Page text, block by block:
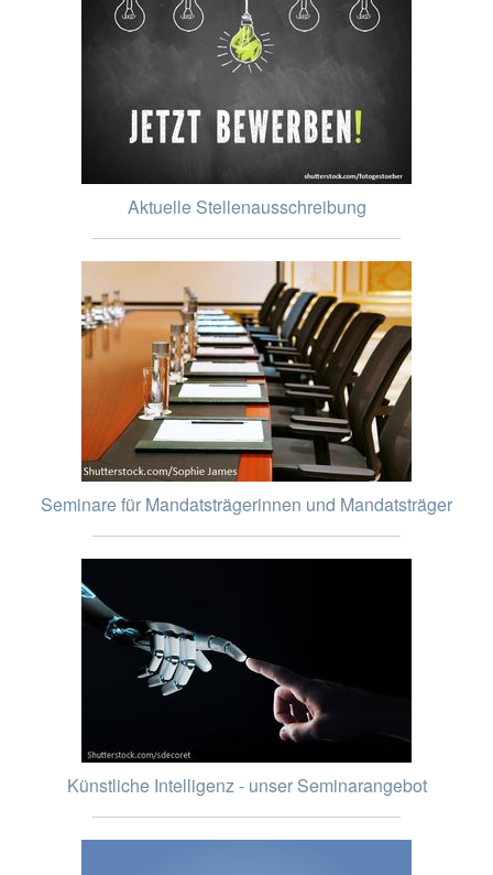
Aktuelle Stellenausschreibung
Seminare für Mandatsträgerinnen und Mandatsträger
Künstliche Intelligenz - unser Seminarangebot